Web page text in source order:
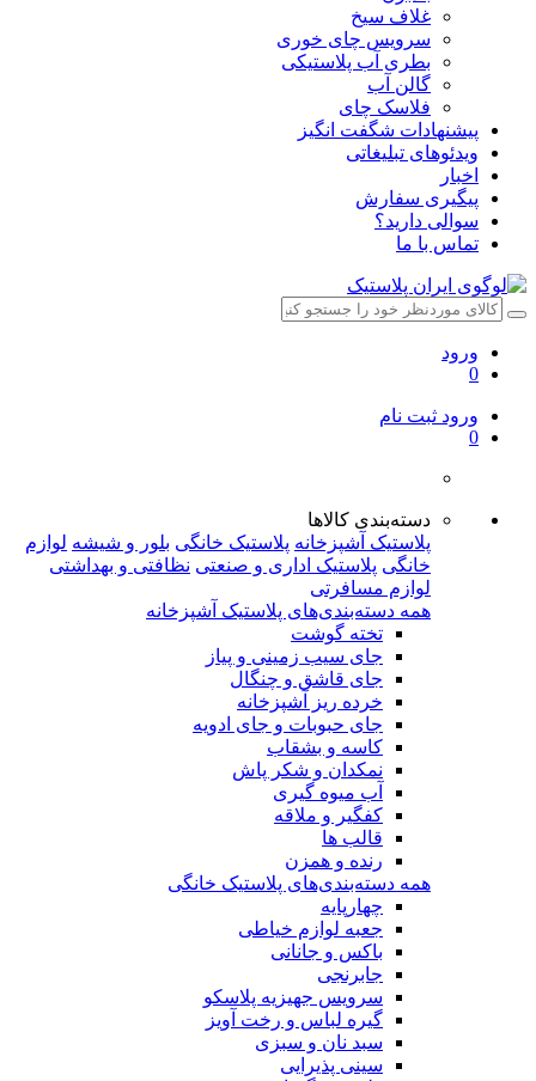
غلاف سیخ
سرویس چای خوری
بطری آب پلاستیکی
گالن آب
فلاسک چای
پیشنهادات شگفت انگیز
ویدئوهای تبلیغاتی
اخبار
پیگیری سفارش
سوالی دارید؟
تماس با ما
ورود
0
ورود ثبت نام
0
دسته‌بندی کالاها
پلاستیک آشپزخانه پلاستیک خانگی بلور و شیشه لوازم
خانگی پلاستیک اداری و صنعتی نظافتی و بهداشتی
لوازم مسافرتی
همه دسته‌بندی‌های پلاستیک آشپزخانه
تخته گوشت
جای سیب زمینی و پیاز
جای قاشق و چنگال
خرده ریز آشپزخانه
جای حبوبات و جای ادویه
کاسه و بشقاب
نمکدان و شکر پاش
آب میوه گیری
کفگیر و ملاقه
قالب ها
رنده و همزن
همه دسته‌بندی‌های پلاستیک خانگی
چهارپایه
جعبه لوازم خیاطی
باکس و جانانی
جابرنجی
سرویس جهیزیه پلاسکو
گیره لباس و رخت آویز
سبد نان و سبزی
سینی پذیرایی